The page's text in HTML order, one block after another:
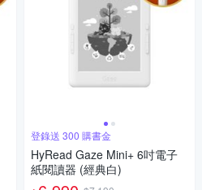
登錄送 300 購書金
HyRead Gaze Mini+ 6吋電子
紙閱讀器 (經典白)